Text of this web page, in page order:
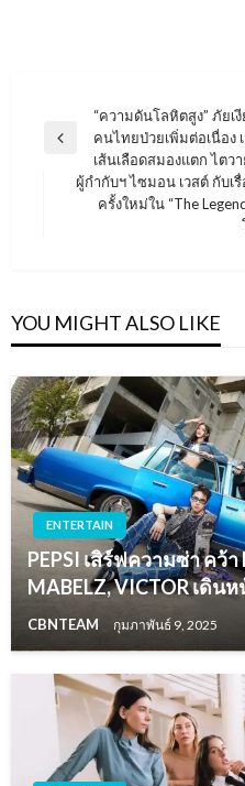
แนะแนว
เรื่อง
Previous
“ความดันโลหิตสูง” ภัย
คนไทยป่วยเพิ่มต่อเนื่อง
เส้นเลือดสมองแตก ไตว
ผู้กำกับฯ ไซมอน เวสต์ กับเ
ครั้งใหม่ใน “The
YOU MIGHT ALSO LIKE
ENTERTAIN
PEPSI เสิร์ฟความซ่า คว้า
MABELZ, VICTOR เดิน
CBNTEAM กุมภาพันธ์ 9, 2025